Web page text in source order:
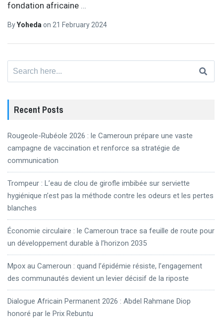
fondation africaine …
ByYoheda on 21 February 2024
Search
Recent Posts
Rougeole-Rubéole 2026 : le Cameroun prépare une vaste
campagne de vaccination et renforce sa stratégie de
communication
Trompeur : L’eau de clou de girofle imbibée sur serviette
hygiénique n’est pas la méthode contre les odeurs et les pertes
blanches
Économie circulaire : le Cameroun trace sa feuille de route pour
un développement durable à l’horizon 2035
Mpox au Cameroun : quand l’épidémie résiste, l’engagement
des communautés devient un levier décisif de la riposte
Dialogue Africain Permanent 2026 : Abdel Rahmane Diop
honoré par le Prix Rebuntu